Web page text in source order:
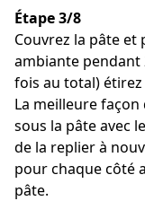
Étape 3/8
Couvrez la pâte et
ambiante pendant
fois au total)
La meilleure
sous la pâte avec
de la replier à
pour chaque côté
pâte.